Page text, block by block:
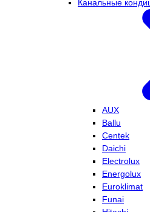
Канальные
AUX
Ballu
Centek
Daichi
Electrolux
Energolux
Euroklimat
Funai